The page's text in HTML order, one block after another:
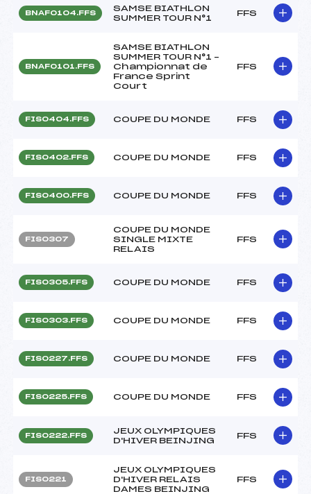
BNAF0104.FFS
SAMSE BIATHLON
SUMMER TOUR N°1
FFS
BNAF0101.FFS
SAMSE BIATHLON
SUMMER TOUR N°1 –
Championnat de
France Sprint
Court
FFS
FIS0404.FFS COUPE DU MONDE FFS
FIS0402.FFS COUPE DU MONDE FFS
FIS0400.FFS COUPE DU MONDE FFS
FIS0307
COUPE DU MONDE
SINGLE MIXTE
RELAIS
FFS
FIS0305.FFS COUPE DU MONDE FFS
FIS0303.FFS COUPE DU MONDE FFS
FIS0227.FFS COUPE DU MONDE FFS
FIS0225.FFS COUPE DU MONDE FFS
FIS0222.FFS
JEUX OLYMPIQUES
D'HIVER BEINJING
FFS
FIS0221
JEUX OLYMPIQUES
D'HIVER RELAIS
DAMES BEINJING
FFS